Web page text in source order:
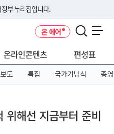
부 누리집입니다.
주소를 사용하고 있다면 아래 URL에
온 에어
온라인콘텐츠 편성표
보도 특집 국가기념식 종영
위해선 지금부터 준비